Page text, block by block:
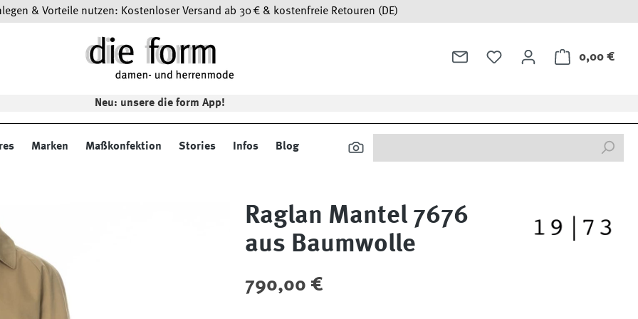
& Vorteile nutzen: Kostenloser Versand ab 30 € & kostenfreie Retouren (DE)
0,00 €
Neu: unsere die form App!
Marken Maßkonfektion Stories Infos Blog
Raglan Mantel 7676
aus Baumwolle
Regulärer Preis:
790,00 €